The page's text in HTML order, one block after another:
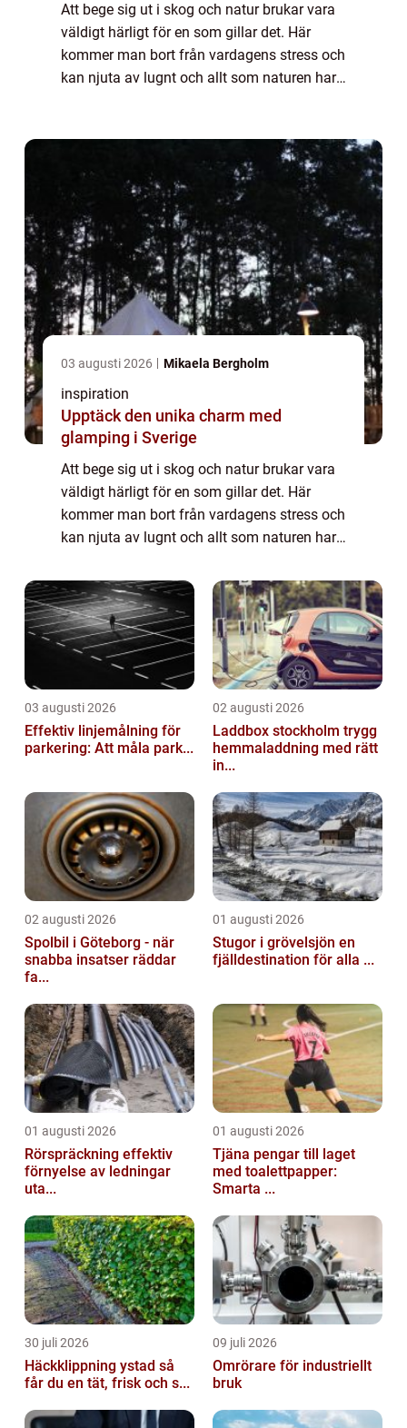
Att bege sig ut i skog och natur brukar vara
väldigt härligt för en som gillar det. Här
kommer man bort från vardagens stress och
kan njuta av lugnt och allt som naturen har
03 augusti 2026 Mikaela Bergholm
inspiration
Upptäck den unika charm med
glamping i Sverige
Att bege sig ut i skog och natur brukar vara
väldigt härligt för en som gillar det. Här
kommer man bort från vardagens stress och
kan njuta av lugnt och allt som naturen har
skogen e...
03 augusti 2026
Effektiv linjemålning för
parkering: Att måla park...
02 augusti 2026
Laddbox stockholm trygg
hemmaladdning med rätt
in...
02 augusti 2026
Spolbil i Göteborg - när
snabba insatser räddar
fa...
01 augusti 2026
Stugor i grövelsjön en
fjälldestination för alla ...
01 augusti 2026
Rörspräckning effektiv
förnyelse av ledningar
uta...
01 augusti 2026
Tjäna pengar till laget
med toalettpapper:
Smarta ...
30 juli 2026
Häckklippning ystad så
får du en tät, frisk och s...
09 juli 2026
Omrörare för industriellt
bruk